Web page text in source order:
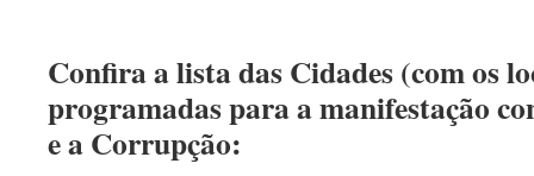
Confira a lista das Cidades (com os
programadas para a manifestação
e a Corrupção: